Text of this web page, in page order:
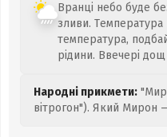
Вранці небо буде
зливи. Температура
температура,
рідини. Ввечері
Народні прикмети:
вітрогон"). Який Мирон —